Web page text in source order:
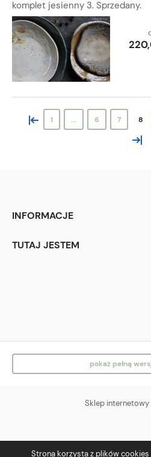
Strona korzysta z plików cookies
komplet jesienny 3. Sprzedany.
« 1 ... 6 7 8
»
INFORMACJE
TUTAJ JESTEM
pokaż pełną
Sklep internetowy